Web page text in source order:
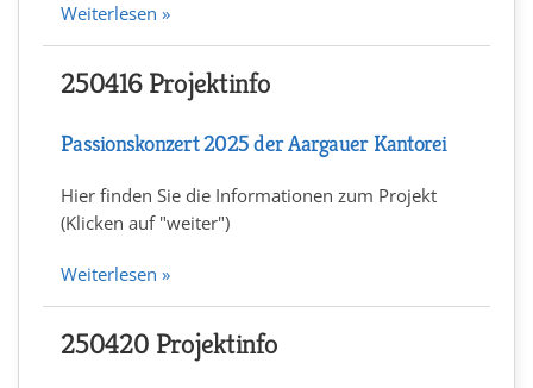
Weiterlesen »
250416 Projektinfo
Passionskonzert 2025 der Aargauer Kantorei
Hier finden Sie die Informationen zum Projekt
(Klicken auf "weiter")
Weiterlesen »
250420 Projektinfo